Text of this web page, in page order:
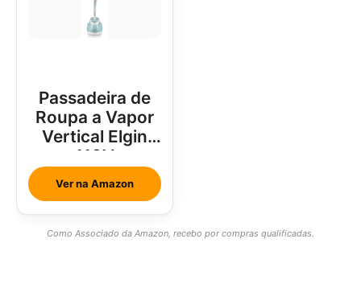
Passadeira de
Roupa a Vapor
Vertical Elgin
110V
Ver na Amazon
Como Associado da Amazon, recebo por compras qualificadas.